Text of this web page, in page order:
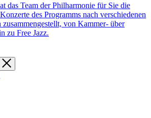
das Team der Philharmonie für Sie die
des Programms nach verschiedenen
zusammengestellt, von Kammer- über
zu Free Jazz.